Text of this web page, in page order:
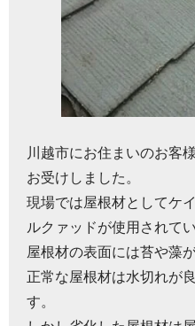
川越市にお住まいのお客
お受けしました。
現場では屋根材としてケ
ルクァッドが使用されてい
屋根材の表面には苔や藻
正常な屋根材は水切れが
す。